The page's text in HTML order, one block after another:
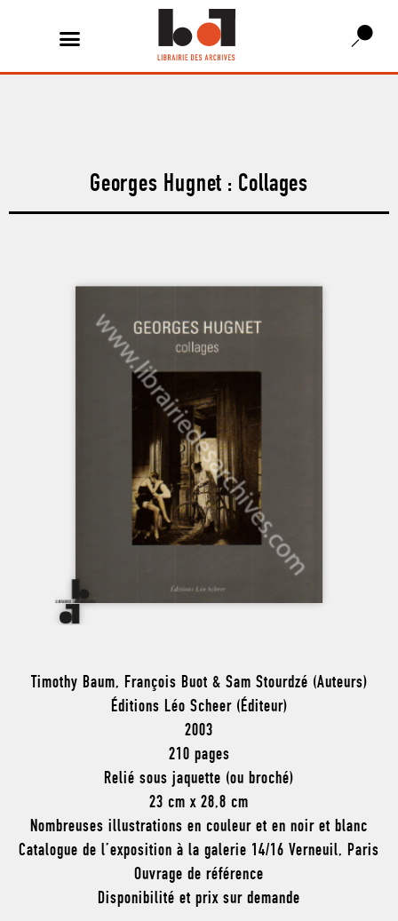
Georges Hugnet : Collages
Timothy Baum, François Buot & Sam Stourdzé (Auteurs)
Éditions Léo Scheer (Éditeur)
2003
210 pages
Relié sous jaquette (ou broché)
23 cm x 28,8 cm
Nombreuses illustrations en couleur et en noir et blanc
Catalogue de l’exposition à la galerie 14/16 Verneuil, Paris
Ouvrage de référence
Disponibilité et prix sur demande